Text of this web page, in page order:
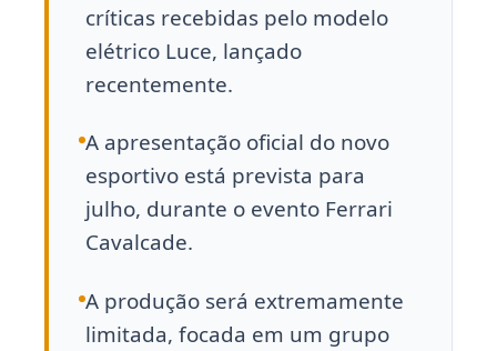
críticas recebidas pelo modelo
elétrico Luce, lançado
recentemente.
A apresentação oficial do novo
esportivo está prevista para
julho, durante o evento Ferrari
Cavalcade.
A produção será extremamente
limitada, focada em um grupo